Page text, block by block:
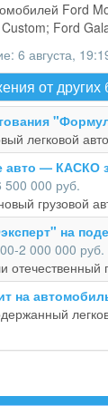
Ford
Ford
6 августа,
от других
легковой
авто — КАСКО
500 000 руб.
грузовой
на
000 000 руб.
на